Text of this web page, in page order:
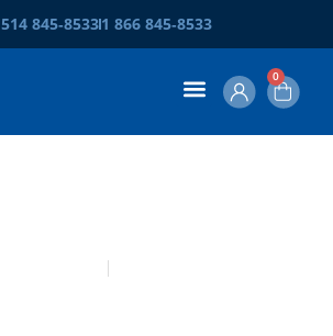
514 845‑85331 866 845‑8533
0